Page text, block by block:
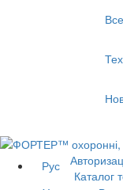
Рус
Каталог